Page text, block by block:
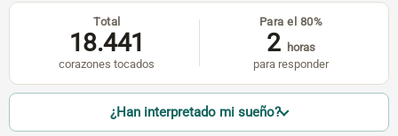
Total
18.441
corazones tocados
Para el 80%
2 horas
para responder
¿Han interpretado mi sueño?